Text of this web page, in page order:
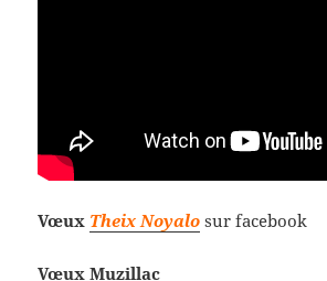
Vœux Theix Noyalo sur facebook
Vœux Muzillac